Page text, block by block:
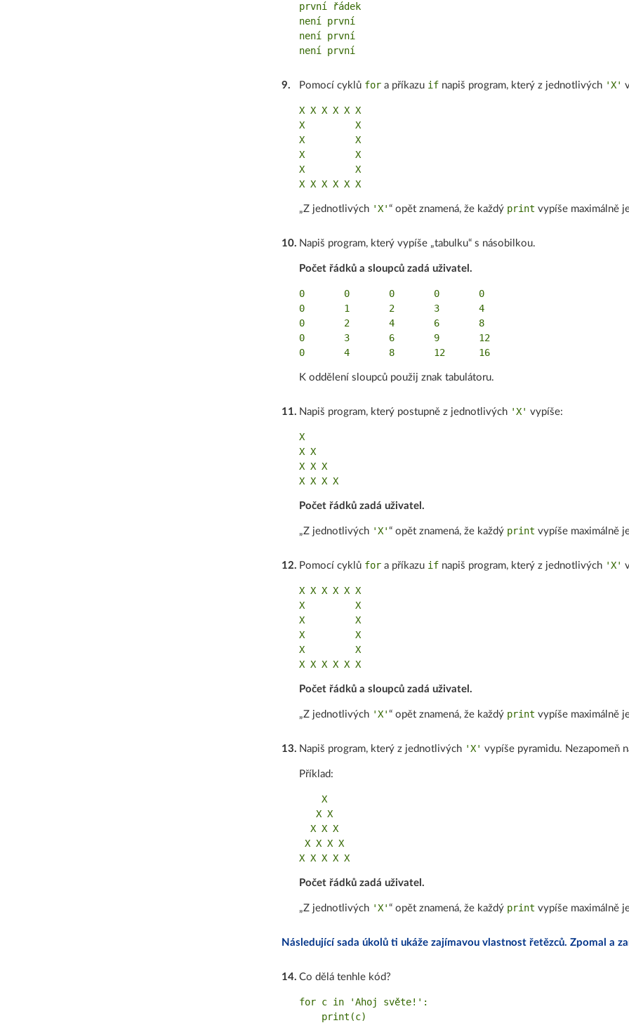
první řádek
není první
není první
9. Pomocí cyklů fora příkazu ifnapiš program, který z jednotlivých 'X'
X X X X X X
X         X
X         X
X         X
X         X
X X X X X X
„Z jednotlivých 'X' “ opět znamená, že každý print vypíše maximálně
10. Napiš program, který vypíše „tabulku“ s násobilkou.
Počet řádků a sloupců zadá uživatel.
0       0       0       0       0
0       1       2       3       4
0       2       4       6       8
0       3       6       9       12
0       4       8       12      16
K oddělení sloupců použij znak tabulátoru.
11. Napiš program, který postupně z jednotlivých 'X' vypíše:
X
X X
X X X
X X X X
Počet řádků zadá uživatel.
„Z jednotlivých 'X' “ opět znamená, že každý print vypíše maximálně
12. Pomocí cyklů fora příkazu ifnapiš program, který z jednotlivých 'X'
X X X X X X
X         X
X         X
X         X
X         X
X X X X X X
Počet řádků a sloupců zadá uživatel.
„Z jednotlivých 'X' “ opět znamená, že každý print vypíše maximálně
13. Napiš program, který z jednotlivých 'X' vypíše pyramidu. Nezapomeň
Příklad:
    X
   X X
  X X X
X X X X
X X X X X
Počet řádků zadá uživatel.
„Z jednotlivých 'X' “ opět znamená, že každý print vypíše maximálně
Následující sada úkolů ti ukáže zajímavou vlastnost řetězců. Zpomal a
14. Co dělá tenhle kód?
for c in 'Ahoj světe!':